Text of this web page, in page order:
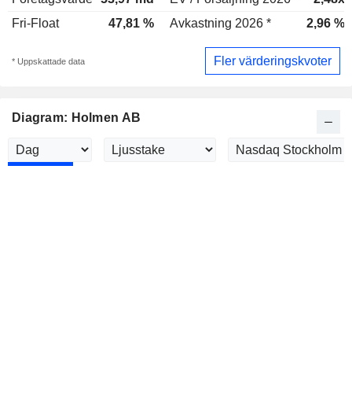
Fri-Float
47,81 % Avkastning 2026 * 2,96 %
* Uppskattade data Fler värderingskvoter
Diagram: Holmen AB